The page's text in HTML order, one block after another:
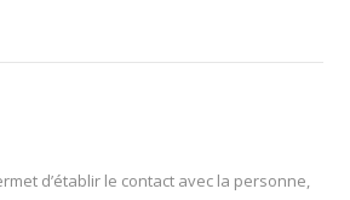
d’établir le contact avec la personne,